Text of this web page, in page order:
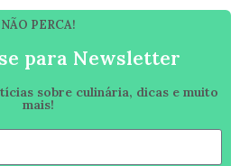
NÃO PERCA!
para Newsletter
sobre culinária, dicas e muito
mais!